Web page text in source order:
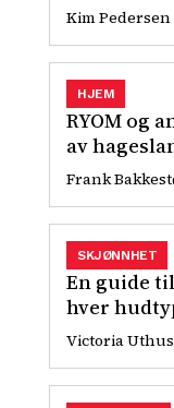
Kim Pedersen
RYOM og
av
HJEM
Frank
En guide
hver
SKJØNNHET
Victoria Uthus